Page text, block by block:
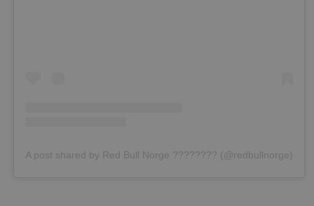
A post shared by Red Bull Norge ???????? (@redbullnorge)